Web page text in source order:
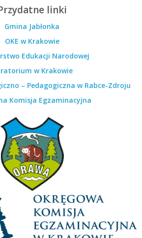
linki
Gmina Jabłonka
OKE w Krakowie
Edukacji Narodowej
w Krakowie
– Pedagogiczna w Rabce-Zdroju
Komisja Egzaminacyjna